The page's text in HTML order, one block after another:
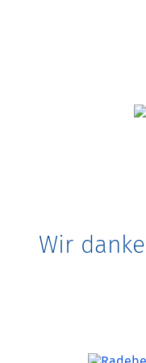
Wir